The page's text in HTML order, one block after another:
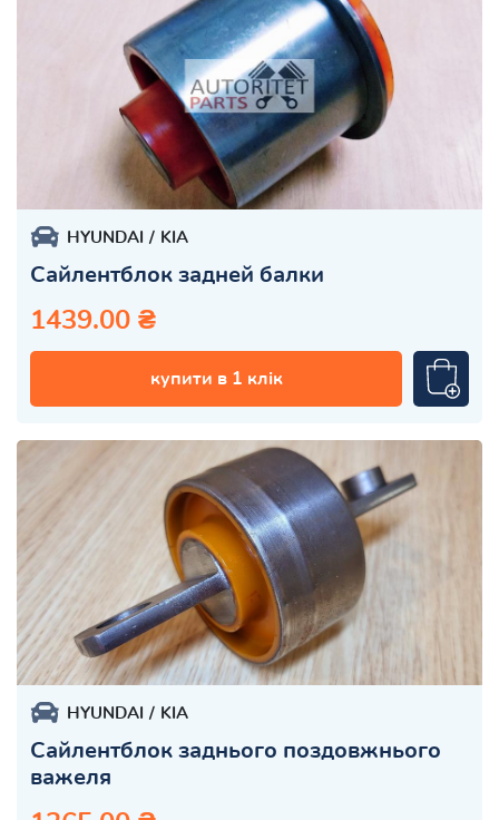
HYUNDAI KIA
Сайлентблок задней балки
1439.00 ₴
купити в 1 клік
HYUNDAI KIA
Сайлентблок заднього поздовжнього
важеля